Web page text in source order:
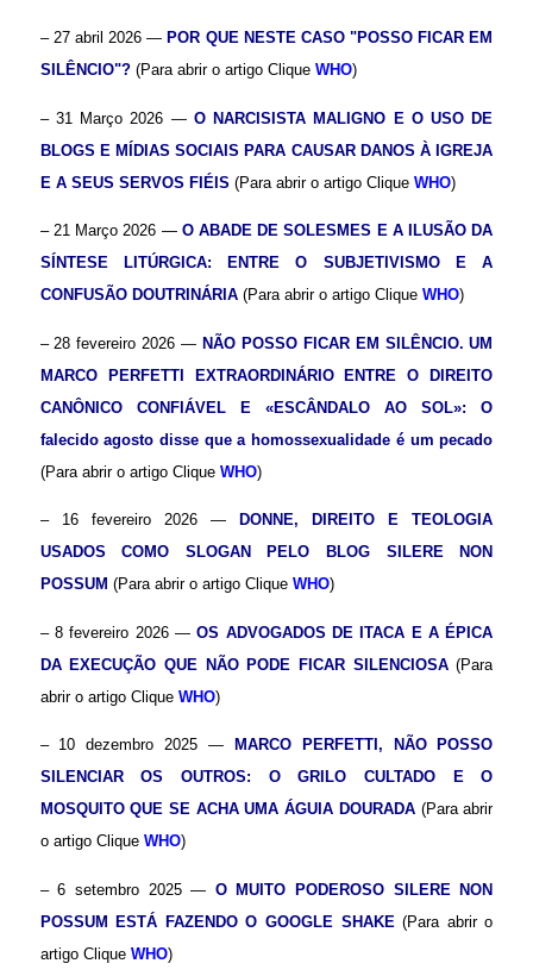
– 27 abril 2026 — POR QUE NESTE CASO "POSSO FICAR EM
SILÊNCIO"? (Para abrir o artigo Clique WHO)
– 31 Março 2026 — O NARCISISTA MALIGNO E O USO DE
BLOGS E MÍDIAS SOCIAIS PARA CAUSAR DANOS À IGREJA
E A SEUS SERVOS FIÉIS (Para abrir o artigo Clique WHO)
– 21 Março 2026 — O ABADE DE SOLESMES E A ILUSÃO DA
SÍNTESE LITÚRGICA: ENTRE O SUBJETIVISMO E A
CONFUSÃO DOUTRINÁRIA(Para abrir o artigo Clique WHO)
– 28 fevereiro 2026 — NÃO POSSO FICAR EM SILÊNCIO. UM
MARCO PERFETTI EXTRAORDINÁRIO ENTRE O DIREITO
CANÔNICO CONFIÁVEL E «ESCÂNDALO AO SOL»: O
falecido agosto disse que a homossexualidade é um pecado
(Para abrir o artigo Clique WHO)
– 16 fevereiro 2026 —
DONNE, DIREITO E TEOLOGIA
USADOS COMO SLOGAN PELO BLOG SILERE NON
POSSUM (Para abrir o artigo Clique WHO)
– 8 fevereiro 2026 —OS ADVOGADOS DE ITACA E A ÉPICA
DA EXECUÇÃO QUE NÃO PODE FICAR SILENCIOSA(Para
abrir o artigo Clique WHO)
– 10 dezembro 2025 —
MARCO PERFETTI, NÃO POSSO
SILENCIAR OS OUTROS: O GRILO CULTADO E O
MOSQUITO QUE SE ACHA UMA ÁGUIA DOURADA(Para abrir
o artigo Clique WHO)
– 6 setembro 2025 — O MUITO PODEROSO SILERE NON
POSSUM ESTÁ FAZENDO O GOOGLE SHAKE(Para abrir o
artigo Clique WHO)